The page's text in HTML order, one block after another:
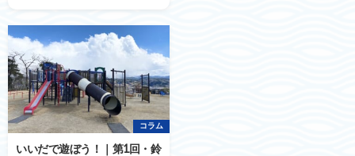
コラム
いいだで遊ぼう！｜第1回・鈴